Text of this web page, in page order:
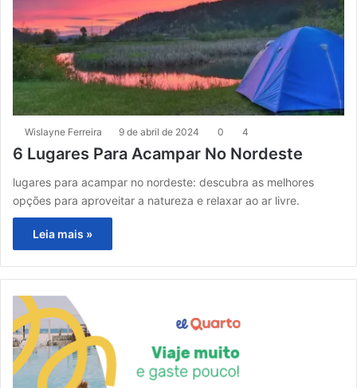
Wislayne Ferreira 9 de abril de 2024 0 4
6 Lugares Para Acampar No Nordeste
lugares para acampar no nordeste: descubra as melhores
opções para aproveitar a natureza e relaxar ao ar livre.
Leia mais »